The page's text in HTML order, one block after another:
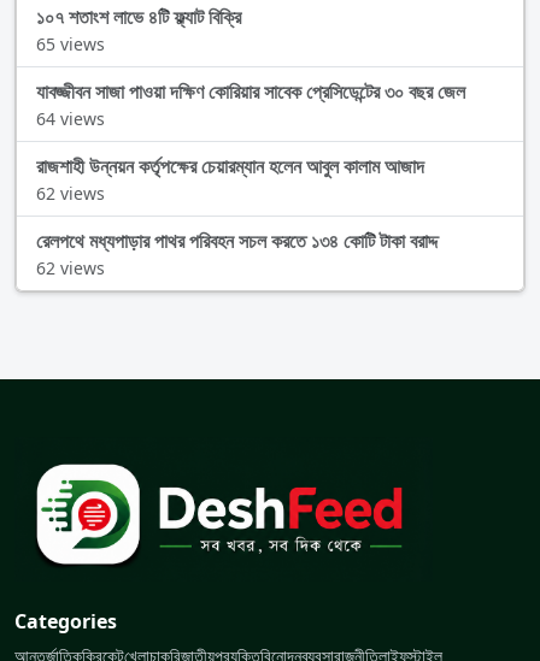
১০৭ শতাংশ লাভে ৪টি ফ্ল্যাট বিক্রি
65 views
যাবজ্জীবন সাজা পাওয়া দক্ষিণ কোরিয়ার সাবেক প্রেসিডেন্টের ৩০ বছর জেল
64 views
রাজশাহী উন্নয়ন কর্তৃপক্ষের চেয়ারম্যান হলেন আবুল কালাম আজাদ
62 views
রেলপথে মধ্যপাড়ার পাথর পরিবহন সচল করতে ১৩৪ কোটি টাকা বরাদ্দ
62 views
Categories
আন্তর্জাতিকক্রিকেটখেলাচাকরিজাতীয়প্রযুক্তিবিনোদনব্যবসারাজনীতিলাইফস্টাইল